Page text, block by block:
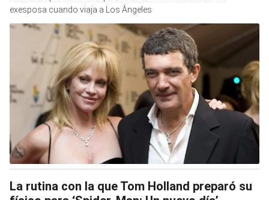
exesposa cuando viaja a Los Ángeles
La rutina con la que Tom Holland preparó su